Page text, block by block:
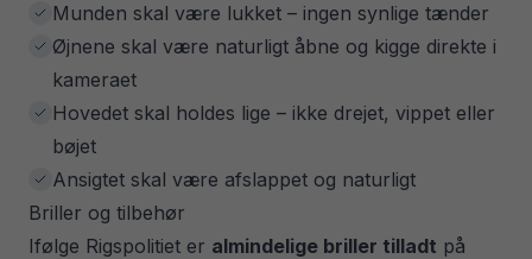
Munden skal være lukket – ingen synlige tænder
Øjnene skal være naturligt åbne og kigge direkte i
kameraet
Hovedet skal holdes lige – ikke drejet, vippet eller
bøjet
Ansigtet skal være afslappet og naturligt
Briller og tilbehør
Ifølge Rigspolitiet er almindelige briller tilladt på